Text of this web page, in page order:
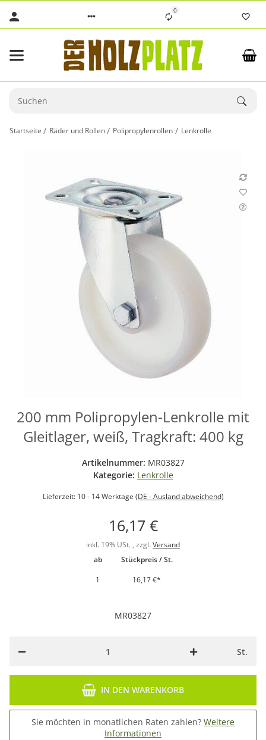
0
Startseite Räder und Rollen Polipropylenrollen Lenkrolle
200 mm Polipropylen-Lenkrolle mit
Gleitlager, weiß, Tragkraft: 400 kg
Artikelnummer: MR03827
Kategorie: Lenkrolle
Lieferzeit: 10 - 14 Werktage (DE - Ausland abweichend)
16,17 €
inkl. 19% USt. , zzgl. Versand
ab
Stückpreis / St.
1
16,17 €*
MR03827
St.
IN DEN WARENKORB
Sie möchten in monatlichen Raten zahlen? Weitere
Informationen